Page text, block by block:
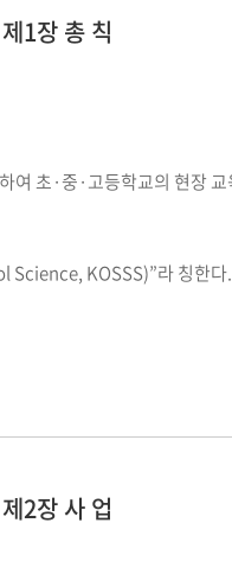
제1장 총 칙
여 초·중·고등학교의 현장
KOSSS)”라 칭한다.
제2장 사 업